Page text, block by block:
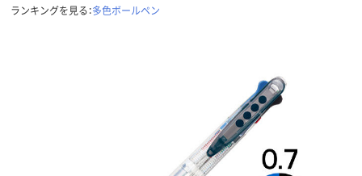
ランキングを見る：多色ボールペン